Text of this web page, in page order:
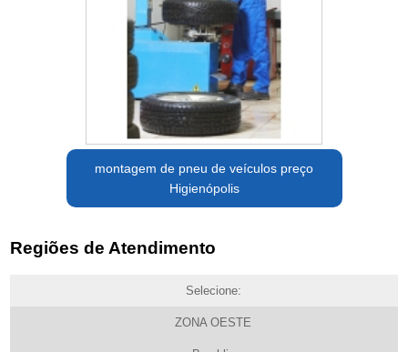
montagem de pneu de veículos preço
Higienópolis
Regiões de Atendimento
Selecione:
ZONA OESTE